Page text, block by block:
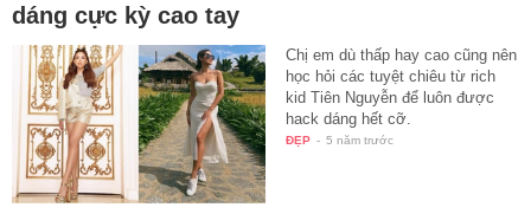
dáng cực kỳ cao tay
Chị em dù thấp hay cao cũng nên
học hỏi các tuyệt chiêu từ rich
kid Tiên Nguyễn để luôn được
hack dáng hết cỡ.
ĐẸP - 5 năm trước